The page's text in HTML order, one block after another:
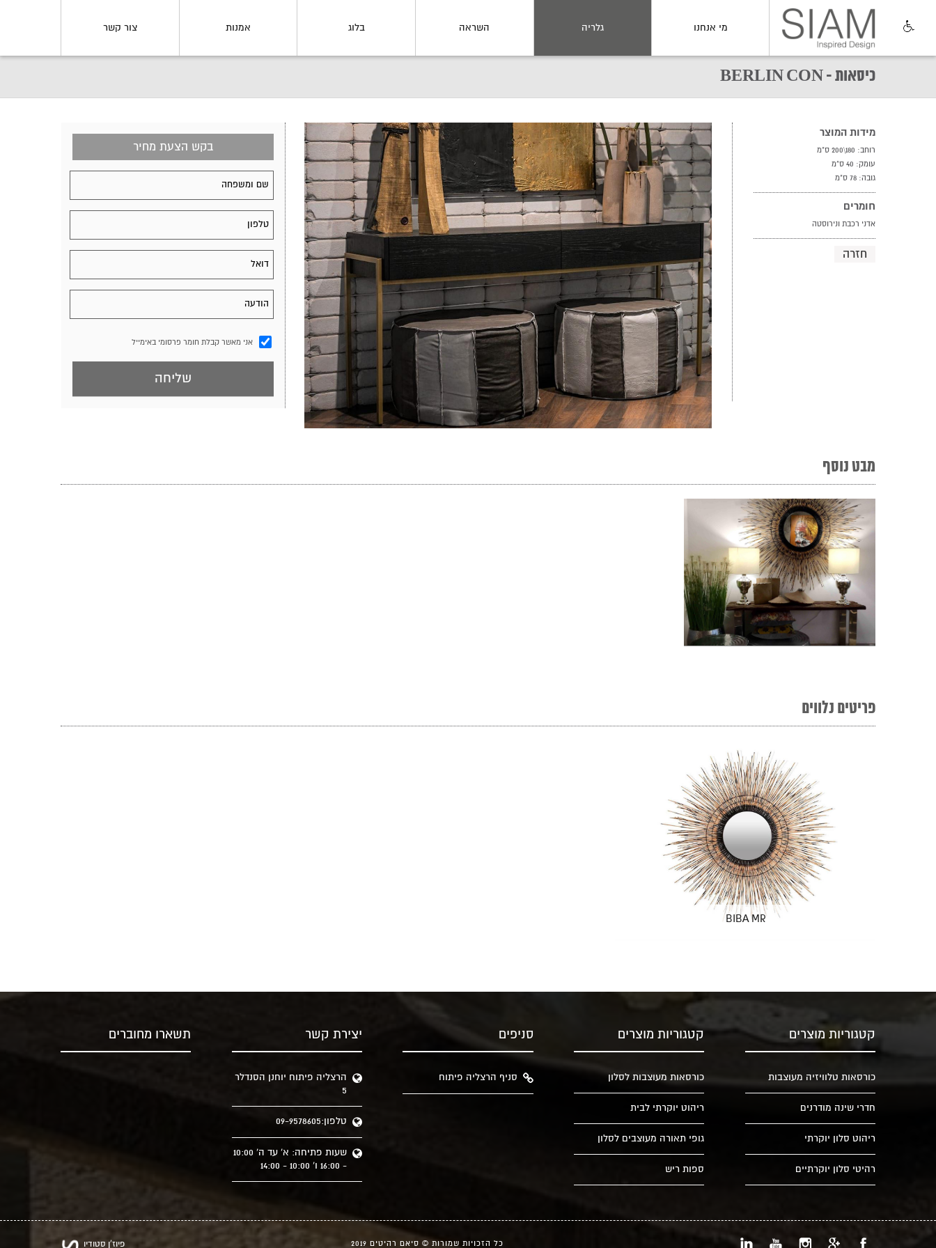
מי אנחנו גלריה השראה בלוג אמנות צור קשר
כיסאות - BERLIN CON
מידות המוצר
רוחב: 180\200 ס"מ
עומק: 40 ס"מ
גובה: 78 ס"מ
חומרים
אדני רכבת ונירוסטה
חזרה
בקש הצעת מחיר
אני מאשר קבלת חומר פרסומי באימייל
מבט נוסף
פריטים נלווים
BIBA MR
קטגוריות מוצרים
כורסאות טלוויזיה מעוצבות
חדרי שינה מודרנים
ריהוט סלון יוקרתי
רהיטי סלון יוקרתיים
קטגוריות מוצרים
כורסאות מעוצבות לסלון
ריהוט יוקרתי לבית
גופי תאורה מעוצבים לסלון
ספות ריש
סניפים
סניף הרצליה פיתוח
יצירת קשר
הרצליה פיתוח יוחנן הסנדלר
5
טלפון:09-9578605
שעות פתיחה: א' עד ה' 10:00
- 16:00 ו' 10:00 - 14:00
תשארו מחוברים
כל הזכויות שמורות © סיאם רהיטים 2019 פיוז'ן סטודיו